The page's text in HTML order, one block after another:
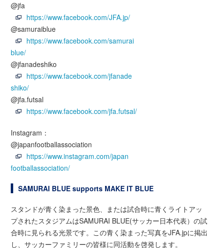
@jfa
https://www.facebook.com/JFA.jp/
@samuraiblue
https://www.facebook.com/samurai
blue/
@jfanadeshiko
https://www.facebook.com/jfanade
shiko/
@jfa.futsal
https://www.facebook.com/jfa.futsal/
Instagram：
@japanfootballassociation
https://www.instagram.com/japan
footballassociation/
SAMURAI BLUE supports MAKE IT BLUE
スタンドが青く染まった景色、または試合時に青くライトアッ
プされたスタジアムはSAMURAI BLUE(サッカー日本代表）の試
合時に見られる光景です。この青く染まった写真をJFA.jpに掲出
し、サッカーファミリーの皆様に同活動を啓発します。